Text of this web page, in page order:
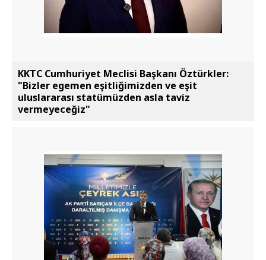
KKTC Cumhuriyet Meclisi Başkanı Öztürkler:
"Bizler egemen eşitliğimizden ve eşit
uluslararası statümüzden asla taviz
vermeyeceğiz"